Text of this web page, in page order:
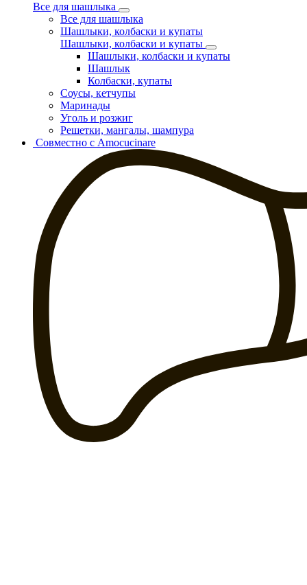
Все для шашлыка
Все для шашлыка
Шашлыки, колбаски и купаты
Шашлыки, колбаски и купаты
Шашлыки, колбаски и купаты
Шашлык
Колбаски, купаты
Соусы, кетчупы
Маринады
Уголь и розжиг
Решетки, мангалы, шампура
Совместно с Amocucinare